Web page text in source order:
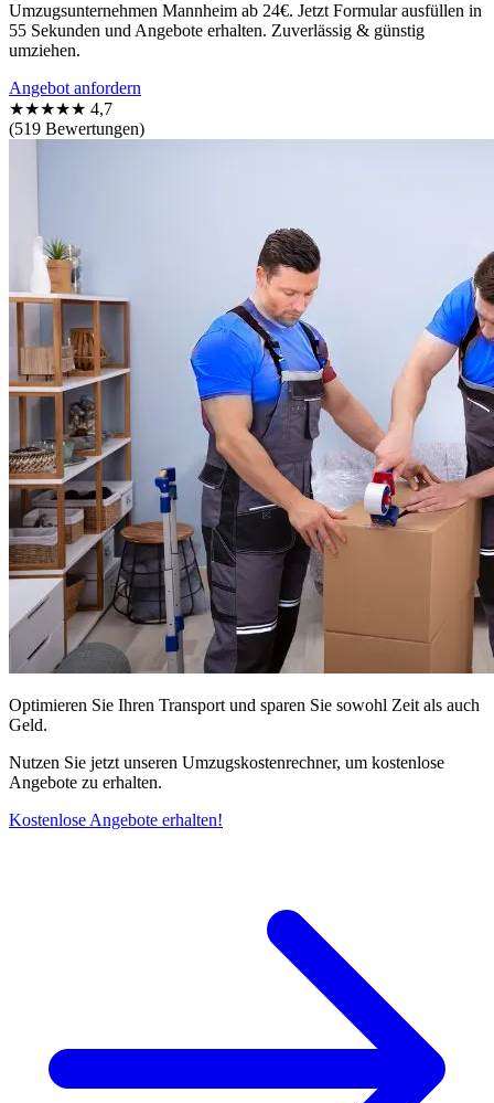
Umzugsunternehmen Mannheim ab 24€. Jetzt Formular ausfüllen in
55 Sekunden und Angebote erhalten. Zuverlässig & günstig
umziehen.
Angebot anfordern
★★★★★ 4,7
(519 Bewertungen)
Optimieren Sie Ihren Transport und sparen Sie sowohl Zeit als auch
Geld.
Nutzen Sie jetzt unseren Umzugskostenrechner, um kostenlose
Angebote zu erhalten.
Kostenlose Angebote erhalten!